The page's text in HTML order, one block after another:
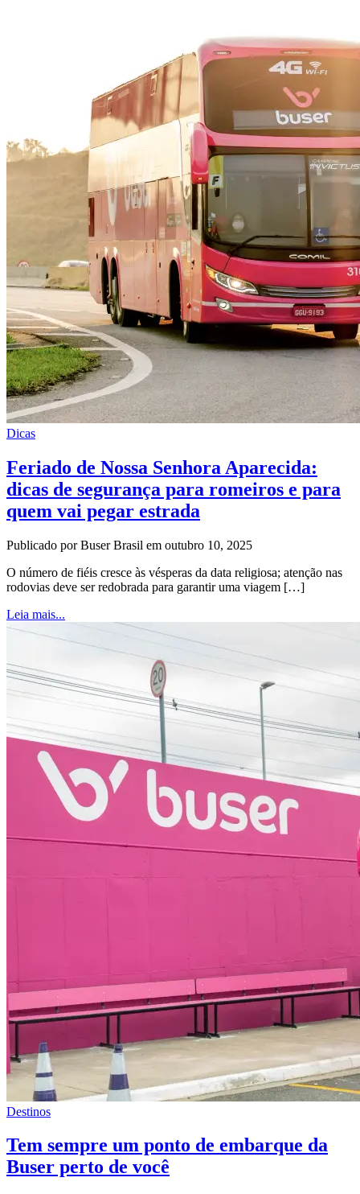
Dicas
Feriado de Nossa Senhora Aparecida:
dicas de segurança para romeiros e para
quem vai pegar estrada
Publicado por Buser Brasil em outubro 10, 2025
O número de fiéis cresce às vésperas da data religiosa; atenção nas
rodovias deve ser redobrada para garantir uma viagem […]
Leia mais...
Destinos
Tem sempre um ponto de embarque da
Buser perto de você